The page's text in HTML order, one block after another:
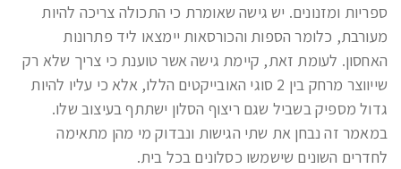
ספריות ומזנונים. יש גישה שאומרת כי התכולה צריכה להיות
מעורבת, כלומר הספות והכורסאות יימצאו ליד פתרונות
האחסון. לעומת זאת, קיימת גישה אשר טוענת כי צריך שלא רק
שייווצר מרחק בין 2 סוגי האובייקטים הללו, אלא כי עליו להיות
גדול מספיק בשביל שגם ריצוף הסלון ישתתף בעיצוב שלו.
במאמר זה נבחן את שתי הגישות ונבדוק מי מהן מתאימה
לחדרים השונים שישמשו כסלונים בכל בית.